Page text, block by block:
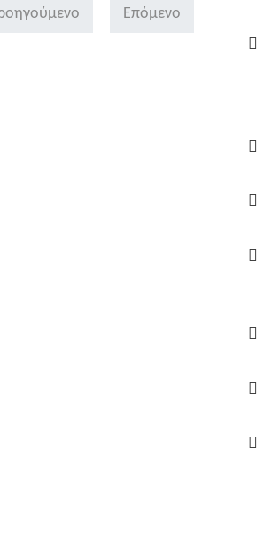
Επόμενο